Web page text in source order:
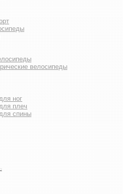
велосипеды
ног
плеч
спины